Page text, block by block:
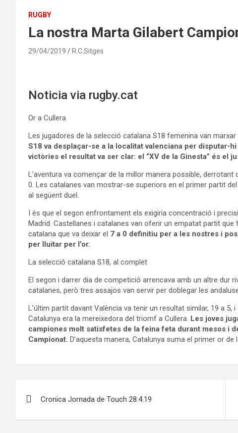
RUGBY
La nostra Marta Gilabert
29/04/2019 R.C.Sitges
Noticia via rugby.cat
Or a Cullera
Les jugadores de la selecció catalana S18 femenina van marxar
S18 va desplaçar-se a la localitat valenciana per disputar-
victòries el resultat va ser clar: el “XV de la Ginesta” és el
L’aventura va començar de la millor manera possible,
0. Les catalanes van mostrar-se superiors en el primer partit
al següent duel.
I és que el segon enfrontament els exigiria concentració i
Madrid. Castellanes i catalanes van oferir un empatat partit
catalana que va deixar el 7 a 0 definitiu per a les nostres i
per lluitar per l’or.
La selecció catalana S18, al complet
El segon i darrer dia de competició arrencava amb un altre dur
catalanes, però tres assajos van servir per doblegar les
L’últim partit davant València va tenir un resultat similar, 19 a 5,
Catalunya era la mereixedora del triomf a Cullera. Les joves
campiones molt satisfetes de la feina feta durant mesos i
Campionat. D’aquesta manera, Catalunya suma el primer or
Cronica Jornada de Touch 28.4.19